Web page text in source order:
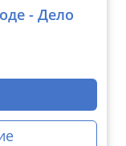
- Дело